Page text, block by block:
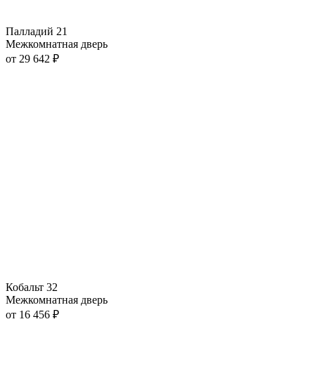
Палладий 21
Межкомнатная дверь
от 29 642 ₽
Кобальт 32
Межкомнатная дверь
от 16 456 ₽